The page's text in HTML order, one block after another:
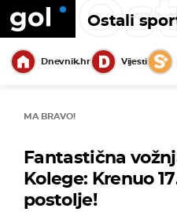
Ostali
Dnevnik.hr Vijesti
MA BRAVO!
Fantastična
Kolege: Krenuo
postolje!